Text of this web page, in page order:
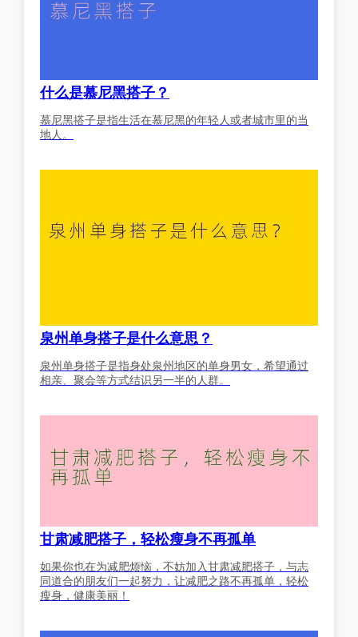
什么是慕尼黑搭子？
慕尼黑搭子是指生活在慕尼黑的年轻人或者城市里的当
地人。
泉州单身搭子是什么意思？
泉州单身搭子是指身处泉州地区的单身男女，希望通过
相亲、聚会等方式结识另一半的人群。
甘肃减肥搭子，轻松瘦身不再孤单
如果你也在为减肥烦恼，不妨加入甘肃减肥搭子，与志
同道合的朋友们一起努力，让减肥之路不再孤单，轻松
瘦身，健康美丽！